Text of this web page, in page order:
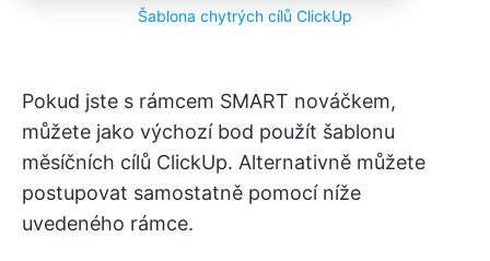
Šablona chytrých cílů ClickUp
Pokud jste s rámcem SMART nováčkem,
můžete jako výchozí bod použít šablonu
měsíčních cílů ClickUp. Alternativně můžete
postupovat samostatně pomocí níže
uvedeného rámce.